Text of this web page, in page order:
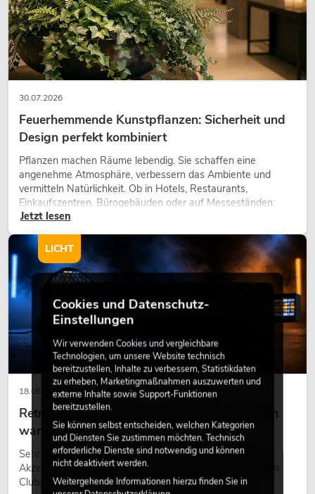
30.07.2026
Feuerhemmende Kunstpflanzen: Sicherheit und
Design perfekt kombiniert
Pflanzen machen Räume lebendig. Sie schaffen eine
angenehme Atmosphäre, verbessern das Ambiente und
vermitteln Natürlichkeit. Ob in Hotels, Restaurants,
Einkaufszentren, Bürogebäuden oder auf Messeständen:
eine hochwertige Begrünung gehört heute längst zum
Jetzt lesen
18.06.2026
Retro-Licht im modernen Lichtdesign: Warum
warmes Licht wieder wirkt
Sehr warmes Licht, sichtbare Leuchtflächen und farbige
Akzente prägen viele aktuelle Lichtdesigns auf Bühnen, in
Clubs und bei Events. Retro-Licht ist dabei kein rein
LICHT
Cookies und Datenschutz-
Einstellungen
Wir verwenden Cookies und vergleichbare
Technologien, um unsere Website technisch
bereitzustellen, Inhalte zu verbessern, Statistikdaten
zu erheben, Marketingmaßnahmen auszuwerten und
externe Inhalte sowie Support-Funktionen
bereitzustellen.
Sie können selbst entscheiden, welchen Kategorien
und Diensten Sie zustimmen möchten. Technisch
erforderliche Dienste sind notwendig und können
nicht deaktiviert werden.
Weitergehende Informationen hierzu finden Sie in